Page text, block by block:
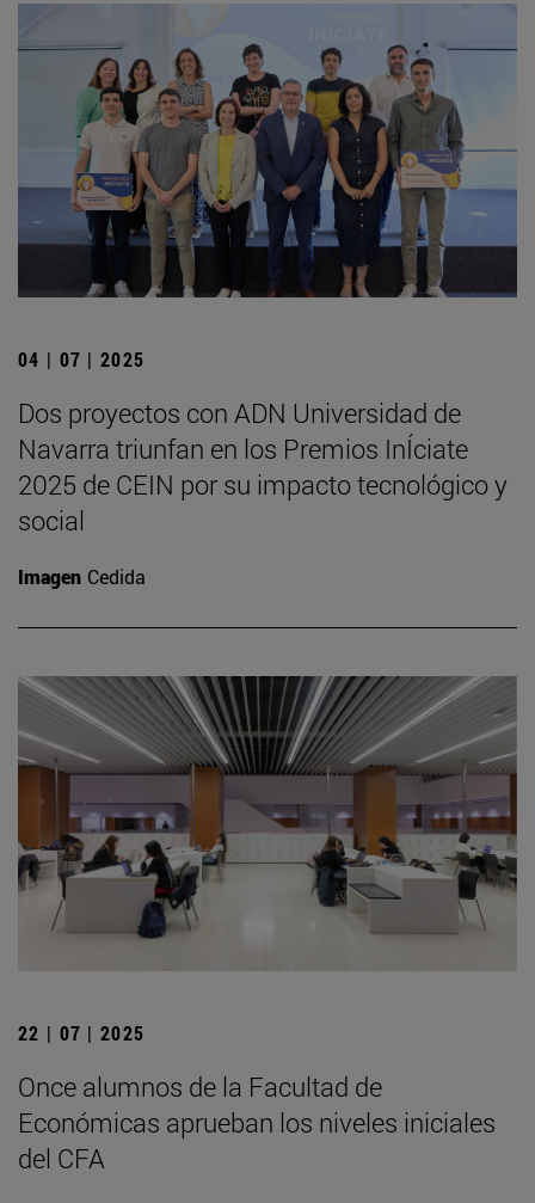
04 | 07 | 2025
Dos proyectos con ADN Universidad de
Navarra triunfan en los Premios InÍciate
2025 de CEIN por su impacto tecnológico y
social
Imagen Cedida
22 | 07 | 2025
Once alumnos de la Facultad de
Económicas aprueban los niveles iniciales
del CFA